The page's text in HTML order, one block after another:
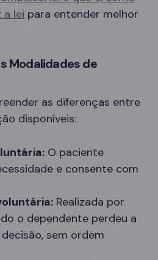
a lei para entender melhor
Modalidades de
as diferenças entre
disponíveis:
O paciente
e consente com
Realizada por
o dependente perdeu a
sem ordem